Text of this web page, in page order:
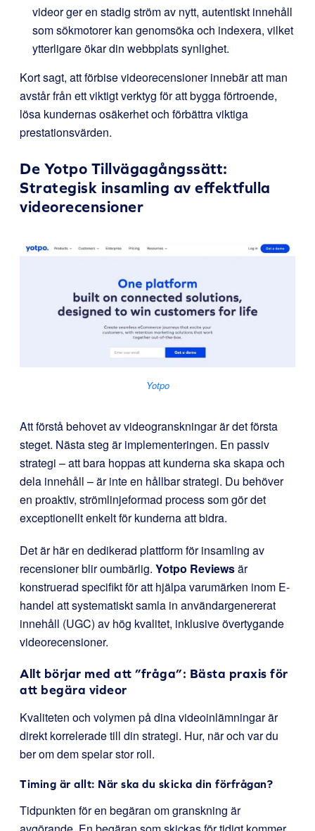
videor ger en stadig ström av nytt, autentiskt innehåll
som sökmotorer kan genomsöka och indexera, vilket
ytterligare ökar din webbplats synlighet.
Kort sagt, att förbise videorecensioner innebär att man
avstår från ett viktigt verktyg för att bygga förtroende,
lösa kundernas osäkerhet och förbättra viktiga
prestationsvärden.
De Yotpo Tillvägagångssätt:
Strategisk insamling av effektfulla
videorecensioner
Yotpo
Att förstå behovet av videogranskningar är det första
steget. Nästa steg är implementeringen. En passiv
strategi – att bara hoppas att kunderna ska skapa och
dela innehåll – är inte en hållbar strategi. Du behöver
en proaktiv, strömlinjeformad process som gör det
exceptionellt enkelt för kunderna att bidra.
Det är här en dedikerad plattform för insamling av
recensioner blir oumbärlig. Yotpo Reviewsär
konstruerad specifikt för att hjälpa varumärken inom E-
handel att systematiskt samla in användargenererat
innehåll (UGC) av hög kvalitet, inklusive övertygande
videorecensioner.
Allt börjar med att ”fråga”: Bästa praxis för
att begära videor
Kvaliteten och volymen på dina videoinlämningar är
direkt korrelerade till din strategi. Hur, när och var du
ber om dem spelar stor roll.
Timing är allt: När ska du skicka din förfrågan?
Tidpunkten för en begäran om granskning är